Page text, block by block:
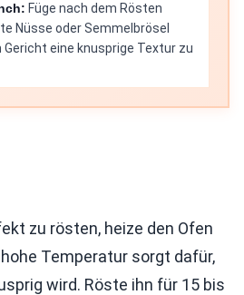
Füge nach dem Rösten
Nüsse oder Semmelbrösel
Gericht eine knusprige Textur zu
zu rösten, heize den Ofen
hohe Temperatur sorgt dafür,
wird. Röste ihn für 15 bis